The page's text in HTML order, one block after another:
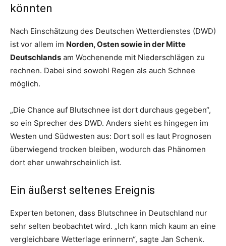
könnten
Nach Einschätzung des Deutschen Wetterdienstes (DWD)
ist vor allem im Norden, Osten sowie in der Mitte
Deutschlands am Wochenende mit Niederschlägen zu
rechnen. Dabei sind sowohl Regen als auch Schnee
möglich.
„Die Chance auf Blutschnee ist dort durchaus gegeben“,
so ein Sprecher des DWD. Anders sieht es hingegen im
Westen und Südwesten aus: Dort soll es laut Prognosen
überwiegend trocken bleiben, wodurch das Phänomen
dort eher unwahrscheinlich ist.
Ein äußerst seltenes Ereignis
Experten betonen, dass Blutschnee in Deutschland nur
sehr selten beobachtet wird. „Ich kann mich kaum an eine
vergleichbare Wetterlage erinnern“, sagte Jan Schenk.